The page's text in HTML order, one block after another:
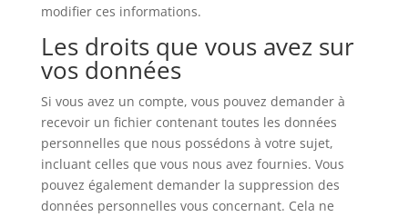
modifier ces informations.
Les droits que vous avez sur
vos données
Si vous avez un compte, vous pouvez demander à
recevoir un fichier contenant toutes les données
personnelles que nous possédons à votre sujet,
incluant celles que vous nous avez fournies. Vous
pouvez également demander la suppression des
données personnelles vous concernant. Cela ne